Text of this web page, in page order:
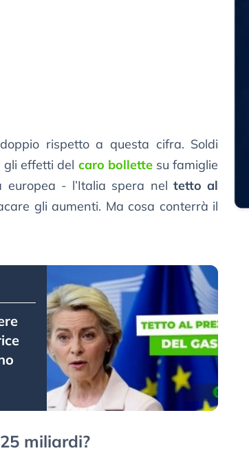
rispetto a questa cifra. Soldi
effetti del caro bollettesu famiglie
europea - l’Italia spera neltetto al
gli aumenti. Ma cosa conterrà il
miliardi?